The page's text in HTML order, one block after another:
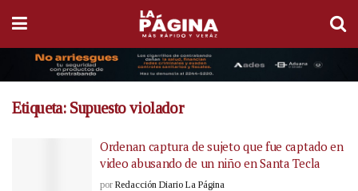
Etiqueta: Supuesto violador
Ordenan captura de sujeto que fue captado en
video abusando de un niño en Santa Tecla
por Redacción Diario La Página